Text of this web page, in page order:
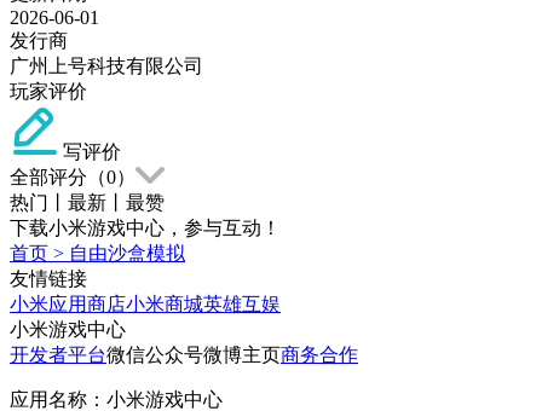
2026-06-01
发行商
广州上号科技有限公司
玩家评价
写评价
全部评分（0）
热门
最新
最赞
下载小米游戏中心，参与互动！
首页 > 自由沙盒模拟
友情链接
小米应用商店小米商城英雄互娱
小米游戏中心
开发者平台微信公众号微博主页商务合作
应用名称：小米游戏中心